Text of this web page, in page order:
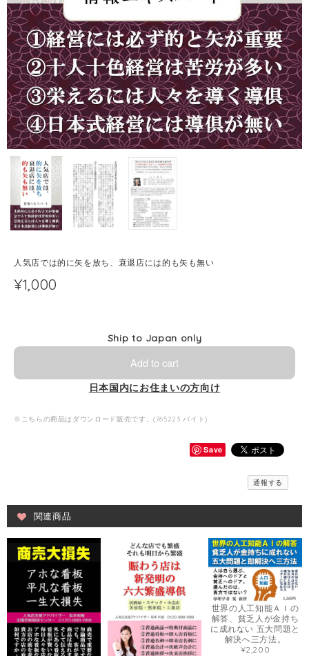
人気店では的に矢を放ち、衰退店には的も矢も無い
¥1,000
Ship to Japan only
Add to cart
日本国内にお住まいの方向け
※こちらの商品はダウンロード販売です。(765223 バイト)
Save
通報する
関連商品
世界の人工知能ＡＩの
解答、貧乏人が金持ち
に成れない 五大問題と
解決へ三方法。
¥2,200